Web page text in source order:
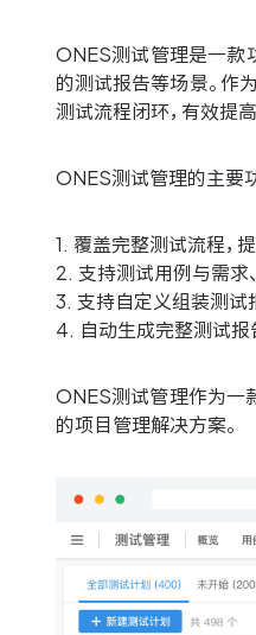
ONES测试管理是一款
的测试报告等场景。作
测试流程闭环，有效提
ONES测试管理的主要
1. 覆盖完整测试流程，
2. 支持测试用例与需求
3. 支持自定义组装测试
4. 自动生成完整测试报
ONES测试管理作为一
的项目管理解决方案。